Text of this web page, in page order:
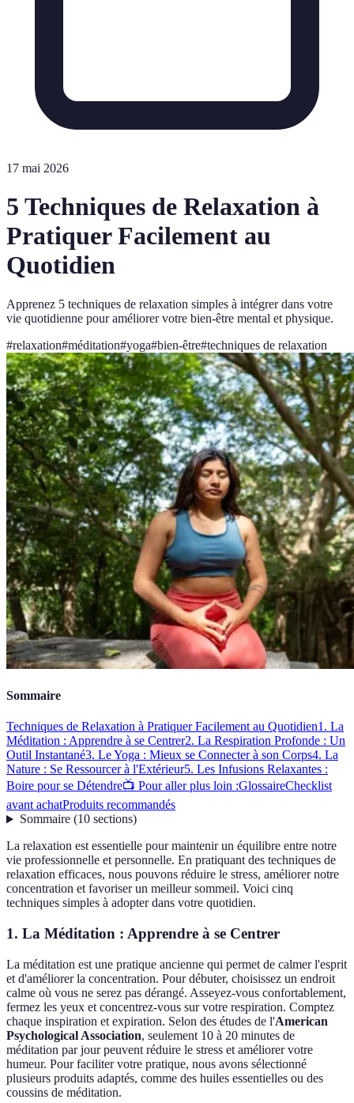
17 mai 2026
5 Techniques de Relaxation à
Pratiquer Facilement au
Quotidien
Apprenez 5 techniques de relaxation simples à intégrer dans votre
vie quotidienne pour améliorer votre bien-être mental et physique.
#relaxation#méditation#yoga#bien-être#techniques de relaxation
Sommaire
Techniques de Relaxation à Pratiquer Facilement au Quotidien1. La
Méditation : Apprendre à se Centrer2. La Respiration Profonde : Un
Outil Instantané3. Le Yoga : Mieux se Connecter à son Corps4. La
Nature : Se Ressourcer à l'Extérieur5. Les Infusions Relaxantes :
Boire pour se Détendre📺 Pour aller plus loin :GlossaireChecklist
avant achatProduits recommandés
Sommaire(10 sections)
La relaxation est essentielle pour maintenir un équilibre entre notre
vie professionnelle et personnelle. En pratiquant des techniques de
relaxation efficaces, nous pouvons réduire le stress, améliorer notre
concentration et favoriser un meilleur sommeil. Voici cinq
techniques simples à adopter dans votre quotidien.
1. La Méditation : Apprendre à se Centrer
La méditation est une pratique ancienne qui permet de calmer l'esprit
et d'améliorer la concentration. Pour débuter, choisissez un endroit
calme où vous ne serez pas dérangé. Asseyez-vous confortablement,
fermez les yeux et concentrez-vous sur votre respiration. Comptez
chaque inspiration et expiration. Selon des études de l'American
Psychological Association, seulement 10 à 20 minutes de
méditation par jour peuvent réduire le stress et améliorer votre
humeur. Pour faciliter votre pratique, nous avons sélectionné
plusieurs produits adaptés, comme des huiles essentielles ou des
coussins de méditation.